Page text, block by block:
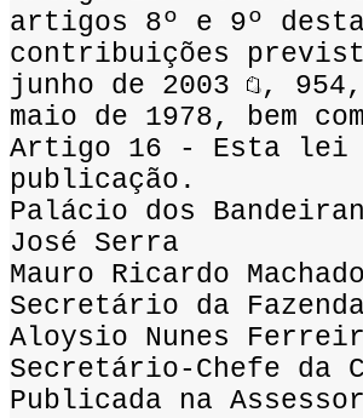
artigos 8º e 9º
contribuições
junho de 2003
,
maio de 1978, bem
Artigo 16 - Esta lei
publicação.
Palácio dos
José Serra
Mauro Ricardo
Secretário da Fazenda
Aloysio Nunes
Secretário-Chefe da
Publicada na